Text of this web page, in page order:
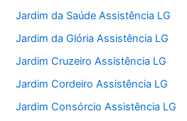
Jardim da Saúde Assistência LG
Jardim da Glória Assistência LG
Jardim Cruzeiro Assistência LG
Jardim Cordeiro Assistência LG
Jardim Consórcio Assistência LG